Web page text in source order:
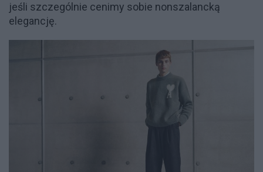
jeśli szczególnie cenimy sobie nonszalancką
elegancję.